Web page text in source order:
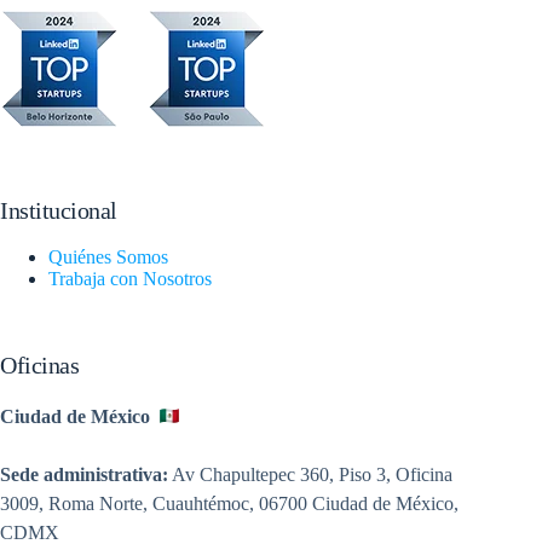
Institucional
Quiénes Somos
Trabaja con Nosotros
Oficinas
Ciudad de México
Sede administrativa: Av Chapultepec 360, Piso 3, Oficina
3009, Roma Norte, Cuauhtémoc, 06700 Ciudad de México,
CDMX